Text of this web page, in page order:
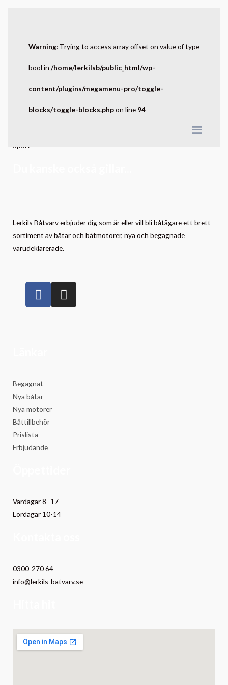
Warning: Trying to access array offset on value of type
bool in /home/lerkilsb/public_html/wp-
content/plugins/megamenu-pro/toggle-
blocks/toggle-blocks.phpon line 94
Mellangrå Duk
Fakta
Sport
Lerkils Båtvarv erbjuder dig som är eller vill bli båtägare ett brett
sortiment av båtar och båtmotorer, nya och begagnade
varudeklarerade.
Begagnat
Nya båtar
Nya motorer
Båttillbehör
Prislista
Erbjudande
Vardagar 8 -17
Lördagar 10-14
0300-270 64
info@lerkils-batvarv.se